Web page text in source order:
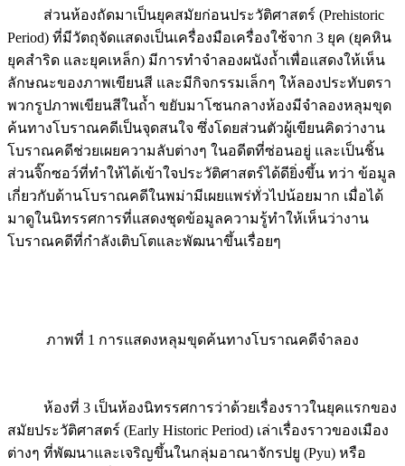
ส่วนห้องถัดมาเป็นยุคสมัยก่อนประวัติศาสตร์ (Prehistoric
Period) ที่มีวัตถุจัดแสดงเป็นเครื่องมือเครื่องใช้จาก 3 ยุค (ยุคหิน
ยุคสำริด และยุคเหล็ก) มีการทำจำลองผนังถ้ำเพื่อแสดงให้เห็น
ลักษณะของภาพเขียนสี และมีกิจกรรมเล็กๆ ให้ลองประทับตรา
พวกรูปภาพเขียนสีในถ้ำ ขยับมาโซนกลางห้องมีจำลองหลุมขุด
ค้นทางโบราณคดีเป็นจุดสนใจ ซึ่งโดยส่วนตัวผู้เขียนคิดว่างาน
โบราณคดีช่วยเผยความลับต่างๆ ในอดีตที่ซ่อนอยู่ และเป็นชิ้น
ส่วนจิ๊กซอว์ที่ทำให้ได้เข้าใจประวัติศาสตร์ได้ดียิ่งขึ้น ทว่า ข้อมูล
เกี่ยวกับด้านโบราณคดีในพม่ามีเผยแพร่ทั่วไปน้อยมาก เมื่อได้
มาดูในนิทรรศการที่แสดงชุดข้อมูลความรู้ทำให้เห็นว่างาน
โบราณคดีที่กำลังเติบโตและพัฒนาขึ้นเรื่อยๆ
ภาพที่ 1 การแสดงหลุมขุดค้นทางโบราณคดีจำลอง
ห้องที่ 3 เป็นห้องนิทรรศการว่าด้วยเรื่องราวในยุคแรกของ
สมัยประวัติศาสตร์ (Early Historic Period) เล่าเรื่องราวของเมือง
ต่างๆ ที่พัฒนาและเจริญขึ้นในกลุ่มอาณาจักรปยู (Pyu) หรือ